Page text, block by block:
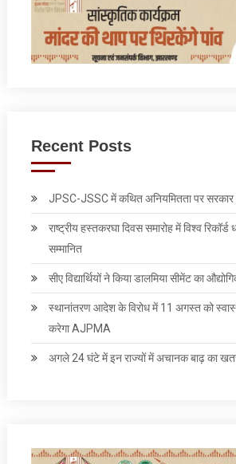
Recent Posts
JPSC-JSSC में कथित अनियमितता पर सरकार
राष्ट्रीय हस्तकरघा दिवस समारोह में विश्व
सम्मानित
सीए विद्यार्थियों ने किया डालमिया सीमेंट का
स्थानांतरण आदेश के विरोध में 11 अगस्त को
करेगा AJPMA
अगले 24 घंटे में इन राज्‍यों में अचानक बाढ़ का